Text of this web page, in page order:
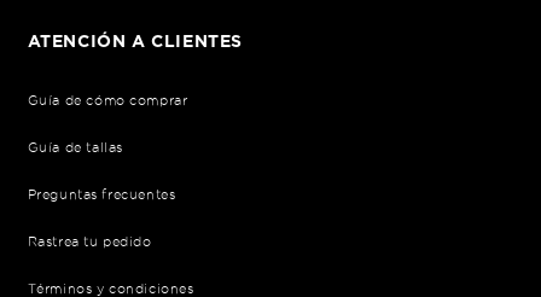
ATENCIÓN A CLIENTES
Guía de cómo comprar
Guía de tallas
Preguntas frecuentes
Rastrea tu pedido
Términos y condiciones